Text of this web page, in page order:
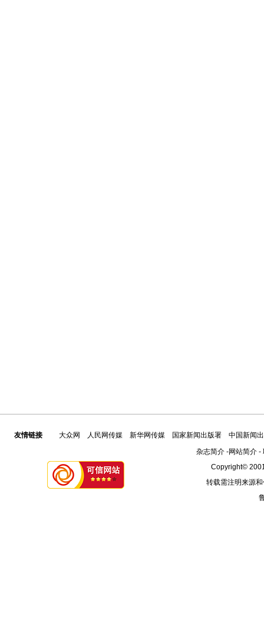
友情链接 大众网 人民网传媒 新华网传媒 国家新闻出版署
中国新闻
杂志简介-网站简介-
Copyright©
转载需注明来源